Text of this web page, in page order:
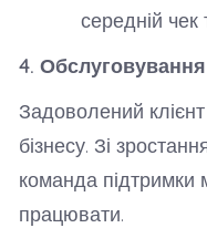
середній чек
4. Обслуговування
Задоволений
бізнесу. Зі
команда підтримки
працювати.